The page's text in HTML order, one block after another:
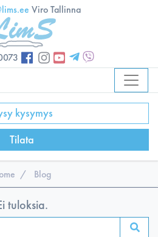
Viro Tallinna
kysymys
Tilata
Blog
tuloksia.